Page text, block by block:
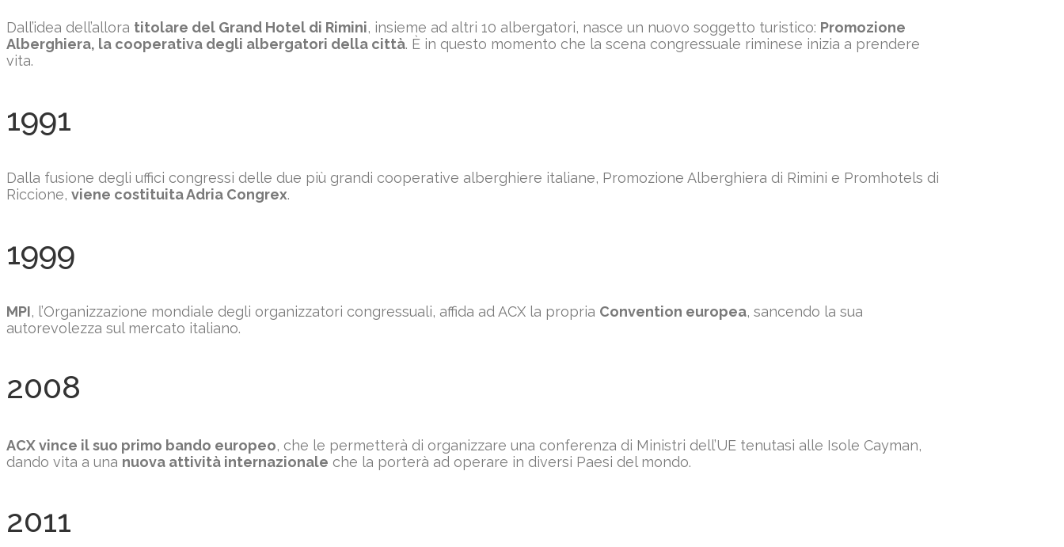
Dall’idea dell’allora titolare del Grand Hotel di Rimini, insieme ad altri 10 albergatori, nasce un nuovo soggetto turistico: Promozione
Alberghiera, la cooperativa degli albergatori della città. È in questo momento che la scena congressuale riminese inizia a prendere
vita.
1991
Dalla fusione degli uffici congressi delle due più grandi cooperative alberghiere italiane, Promozione Alberghiera di Rimini e Promhotels di
Riccione, viene costituita Adria Congrex.
1999
MPI, l’Organizzazione mondiale degli organizzatori congressuali, affida ad ACX la propria Convention europea, sancendo la sua
autorevolezza sul mercato italiano.
2008
ACX vince il suo primo bando europeo, che le permetterà di organizzare una conferenza di Ministri dell’UE tenutasi alle Isole Cayman,
dando vita a una nuova attività internazionale che la porterà ad operare in diversi Paesi del mondo.
2011